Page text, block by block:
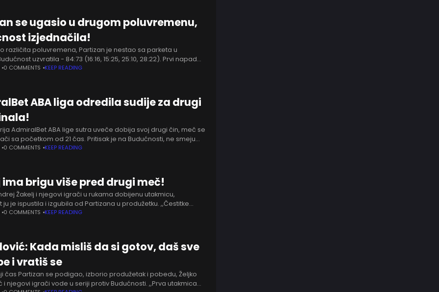
se ugasio u drugom poluvremenu,
izjednačila!
različita poluvremena, Partizan je nestao sa parketa u
uzvratila - 84:73 (16:16, 15:25, 25:10, 28:22). Prvi napad
se uspešnim prodorom Kamenjaša, upisao se i
0 COMMENTS KEEP READING
ABA liga odredila sudije za drugi
AdmiralBet ABA lige sutra uveče dobija svoj drugi čin, meč se
sa početkom od 21 čas. Pritisak je na Budućnosti, ne smeju
0 COMMENTS KEEP READING
ima brigu više pred drugi meč!
Žakelj i njegovi igrači u rukama dobijenu utakmicu,
ju je ispustila i izgubila od Partizana u produžetku. ,,Čestitke
i na kraju im se
0 COMMENTS KEEP READING
Kada misliš da si gotov, daš sve
i vratiš se
čas Partizan se podigao, izborio produžetak i pobedu, Željko
i njegovi igrači vode u seriji protiv Budućnosti. ,,Prva utakmica